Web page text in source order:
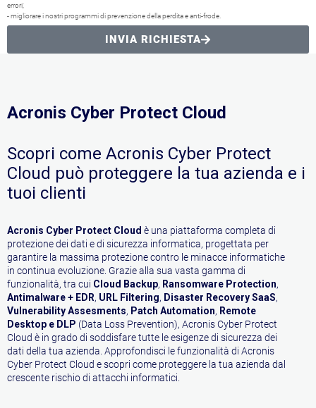
errori;
- migliorare i nostri programmi di prevenzione della perdita e anti-frode.
INVIA RICHIESTA
Acronis Cyber Protect Cloud
Scopri come Acronis Cyber Protect
Cloud può proteggere la tua azienda e i
tuoi clienti
Acronis Cyber Protect Cloud è una piattaforma completa di
protezione dei dati e di sicurezza informatica, progettata per
garantire la massima protezione contro le minacce informatiche
in continua evoluzione. Grazie alla sua vasta gamma di
funzionalità, tra cui Cloud Backup, Ransomware Protection,
Antimalware + EDR, URL Filtering, Disaster Recovery SaaS,
Vulnerability Assesments, Patch Automation, Remote
Desktop e DLP (Data Loss Prevention), Acronis Cyber Protect
Cloud è in grado di soddisfare tutte le esigenze di sicurezza dei
dati della tua azienda. Approfondisci le funzionalità di Acronis
Cyber Protect Cloud e scopri come proteggere la tua azienda dal
crescente rischio di attacchi informatici.